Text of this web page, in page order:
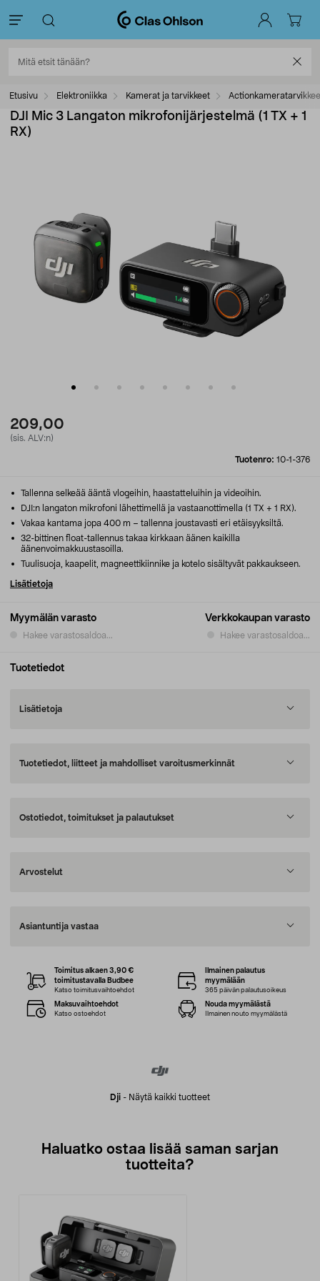
Etusivu Elektroniikka Kamerat ja tarvikkeet
DJI Mic 3 Langaton mikrofonijärjestelmä (1 TX + 1
RX)
209,00
(sis. ALV:n)
Tuotenro: 10-1-376
Myymälän varasto
Hakee varastosaldoa...
Verkkokaupan varasto
Hakee varastosaldoa...
Tallenna selkeää ääntä vlogeihin, haastatteluihin ja videoihin.
DJI:n langaton mikrofoni lähettimellä ja vastaanottimella (1 TX + 1 RX).
Vakaa kantama jopa 400 m – tallenna joustavasti eri etäisyyksiltä.
32-bittinen float-tallennus takaa kirkkaan äänen kaikilla
äänenvoimakkuustasoilla.
Tuulisuoja, kaapelit, magneettikiinnike ja kotelo sisältyvät pakkaukseen.
Lisätietoja
Tuotetiedot
Lisätietoja
Tuotetiedot, liitteet ja mahdolliset varoitusmerkinnät
Ostotiedot, toimitukset ja palautukset
Arvostelut
Asiantuntija vastaa
Dji - Näytä kaikki tuotteet
Toimitus alkaen 3,90 €
toimitustavalla Budbee
Katso toimitusvaihtoehdot
Ilmainen palautus
myymälään
365 päivän palautusoikeus
Maksuvaihtoehdot
Katso ostoehdot
Nouda myymälästä
Ilmainen nouto myymälästä
Haluatko ostaa lisää saman sarjan
tuotteita?